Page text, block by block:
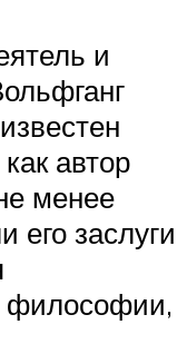
и
автор
менее
заслуги
философии,